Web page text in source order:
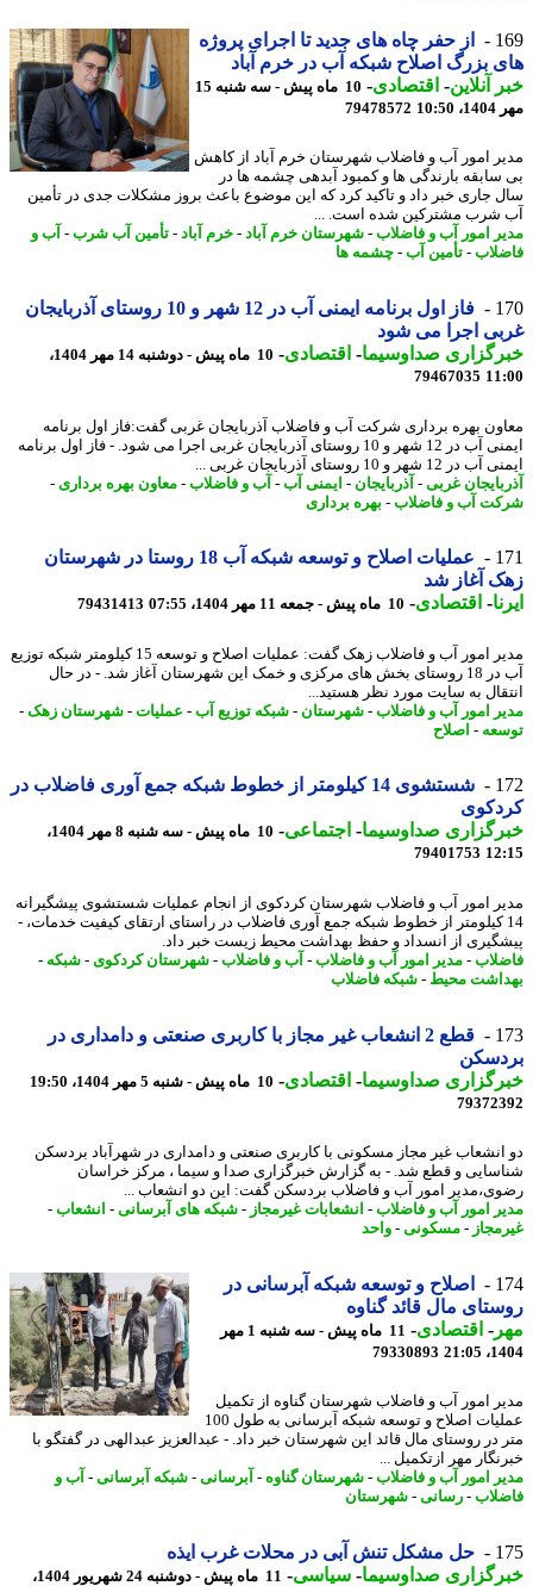
از حفر چاه های جدید تا اجرای پروژه
بزرگ اصلاح شبکه آب در خرم آباد
آنلاین-اقتصادی-
10 ماه پیش - سه شنبه 15
79478572
امور آب و فاضلاب شهرستان خرم آباد از کاهش
بارندگی ها و کمبود آبدهی چشمه ها در
جاری خبر داد و تاکید کرد که این موضوع باعث بروز مشکلات جدی در تأمین
شرب مشترکین شده است. ...
امور آب و فاضلاب-شهرستان خرم آباد- خرم آباد- تأمین آب شرب- آب و
-تأمین آب- چشمه ها
فاز اول برنامه ایمنی آب در 12 شهر و 10 روستای آذربایجان
اجرا می شود
صداوسیما-اقتصادی-
10 ماه پیش - دوشنبه 14 مهر 1404،
79467035
بهره برداری شرکت آب و فاضلاب آذربایجان غربی گفت:فاز اول برنامه
ایمنی آب در 12 شهر و 10 روستای آذربایجان غربی اجرا می شود. - فاز اول برنامه
شهر و 10 روستای آذربایجان غربی ...
غربی- آذربایجان-ایمنی آب - آب و فاضلاب-معاون بهره برداری-
آب و فاضلاب-بهره برداری
عملیات اصلاح و توسعه شبکه آب 18 روستا در شهرستان
آغاز شد
-اقتصادی-10 ماه پیش - جمعه 11 مهر 1404، 07:55 79431413
مدیر امور آب و فاضلاب زهک گفت: عملیات اصلاح و توسعه 15 کیلومتر شبکه توزیع
آب در 18 روستای بخش های مرکزی و خمک این شهرستان آغاز شد. - در ﺣﺎل
ﺑﻪ ﺳﺎﯾﺖ ﻣﻮرد ﻧﻈﺮ ﻫﺴﺘﯿﺪ...
امور آب و فاضلاب-شهرستان-شبکه توزیع آب- عملیات-شهرستان زهک-
-اصلاح
شستشوی 14 کیلومتر از خطوط شبکه جمع آوری فاضلاب در
صداوسیما-اجتماعی-
10 ماه پیش - سه شنبه 8 مهر 1404،
79401753
امور آب و فاضلاب شهرستان کردکوی از انجام عملیات شستشوی پیشگیرانه
کیلومتر از خطوط شبکه جمع آوری فاضلاب در راستای ارتقای کیفیت خدمات، -
از انسداد و حفظ بهداشت محیط زیست خبر داد.
-مدیر امور آب و فاضلاب-آب و فاضلاب-شهرستان کردکوی-شبکه-
محیط-شبکه فاضلاب
قطع 2 انشعاب غیر مجاز با کاربری صنعتی و دامداری در
صداوسیما-اقتصادی-10 ماه پیش - شنبه 5 مهر 1404، 19:50
غیر مجاز مسکونی با کاربری صنعتی و دامداری در شهرآباد بردسکن
و قطع شد. - به گزارش خبرگزاری صدا و سیما ، مرکز خراسان
امور آب و فاضلاب بردسکن گفت: این دو انشعاب ...
امور آب و فاضلاب-انشعابات غیرمجاز-شبکه های آبرسانی-انشعاب-
-مسکونی-واحد
اصلاح و توسعه شبکه آبرسانی در
مال قائد گناوه
-اقتصادی-
11 ماه پیش - سه شنبه 1 مهر
79330893
امور آب و فاضلاب شهرستان گناوه از تکمیل
عملیات اصلاح و توسعه شبکه آبرسانی به طول 100
در روستای مال قائد این شهرستان خبر داد. - عبدالعزیز عبدالهی در گفتگو با
مهر ازتکمیل ...
امور آب و فاضلاب-شهرستان گناوه-آبرسانی-شبکه آبرسانی-آب و
-رسانی-شهرستان
حل مشکل تنش آبی در محلات غرب ایذه
صداوسیما-سیاسی- 11 ماه پیش - دوشنبه 24 شهریور 1404،